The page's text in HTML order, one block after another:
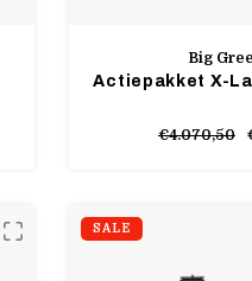
Big
Actiepakket X-
€4.070,50
SALE